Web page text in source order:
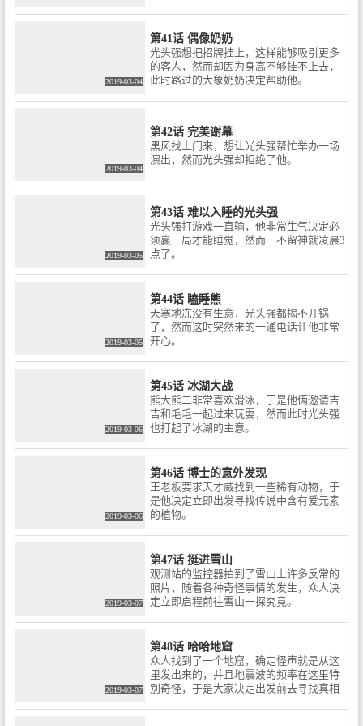
2019-03-04
第41话 偶像奶奶
光头强想把招牌挂上，这样能够吸引更多
的客人，然而却因为身高不够挂不上去，
此时路过的大象奶奶决定帮助他。
2019-03-04
第42话 完美谢幕
黑风找上门来，想让光头强帮忙举办一场
演出，然而光头强却拒绝了他。
2019-03-05
第43话 难以入睡的光头强
光头强打游戏一直输，他非常生气决定必
须赢一局才能睡觉，然而一不留神就凌晨3
点了。
2019-03-05
第44话 瞌睡熊
天寒地冻没有生意，光头强都揭不开锅
了，然而这时突然来的一通电话让他非常
开心。
2019-03-06
第45话 冰湖大战
熊大熊二非常喜欢滑冰，于是他俩邀请吉
吉和毛毛一起过来玩耍，然而此时光头强
也打起了冰湖的主意。
2019-03-06
第46话 博士的意外发现
王老板要求天才威找到一些稀有动物，于
是他决定立即出发寻找传说中含有爱元素
的植物。
2019-03-07
第47话 挺进雪山
观测站的监控器拍到了雪山上许多反常的
照片，随着各种奇怪事情的发生，众人决
定立即启程前往雪山一探究竟。
2019-03-07
第48话 哈哈地窟
众人找到了一个地窟，确定怪声就是从这
里发出来的，并且地震波的频率在这里特
别奇怪，于是大家决定出发前去寻找真相